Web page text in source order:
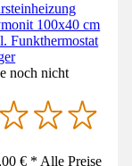
100x40 cm
Funkthermostat
noch nicht
€ * Alle Preise